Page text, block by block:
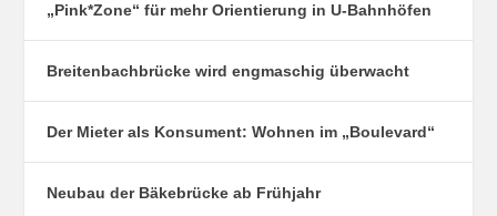
„Pink*Zone“ für mehr Orientierung in U-Bahnhöfen
Breitenbachbrücke wird engmaschig überwacht
Der Mieter als Konsument: Wohnen im „Boulevard“
Neubau der Bäkebrücke ab Frühjahr